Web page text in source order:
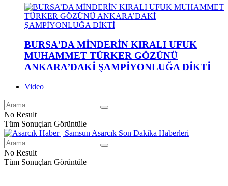
BURSA’DA MİNDERİN KIRALI UFUK
MUHAMMET TÜRKER GÖZÜNÜ
ANKARA’DAKİ ŞAMPİYONLUĞA DİKTİ
Video
No Result
Tüm Sonuçları Görüntüle
No Result
Tüm Sonuçları Görüntüle